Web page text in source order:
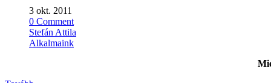
3 okt. 2011
0 Comment
Stefán Attila
Alkalmaink